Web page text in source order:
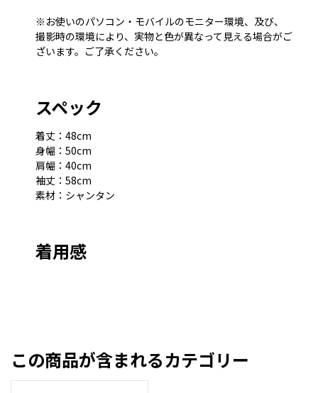
※お使いのパソコン・モバイルのモニター環境、及び、
撮影時の環境により、実物と色が異なって見える場合がご
ざいます。ご了承ください。
スペック
着丈：48cm
身幅：50cm
肩幅：40cm
袖丈：58cm
素材：シャンタン
着用感
この商品が含まれるカテゴリー